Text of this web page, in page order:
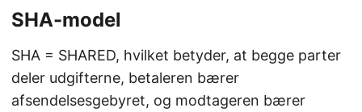
SHA-model
SHA = SHARED, hvilket betyder, at begge parter
deler udgifterne, betaleren bærer
afsendelsesgebyret, og modtageren bærer